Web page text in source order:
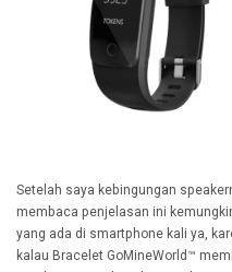
Setelah saya kebingungan
membaca penjelasan ini
yang ada di smartphone kali ya,
kalau Bracelet GoMineWorld™